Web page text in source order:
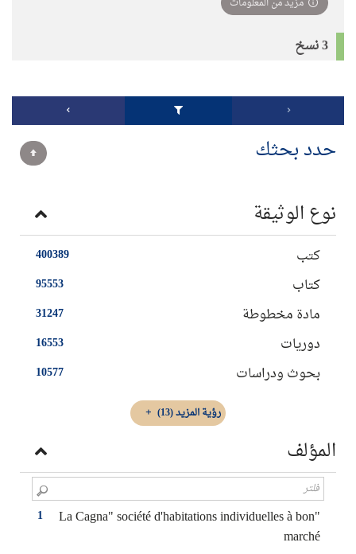
مزيد من المعلومات
3 نسخ
حدد بحثك
نوع الوثيقة
400389 كتب
95553 كتاب
31247 مادة مخطوطة
16553 دوريات
10577 بحوث ودراسات
رؤية المزيد(13)
المؤلف
1
"La Cagna" société d'habitations individuelles à bon
marché